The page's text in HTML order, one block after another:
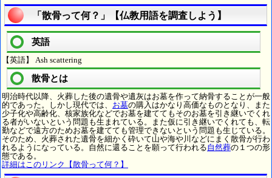
「散骨って何？」【仏教用語を調査しよう】
英語
【英語】 Ash scattering
散骨とは
明治時代以降、火葬した後の遺骨や遺灰はお墓を作って納骨することが一般
的であった。しかし現代では、 お墓の購入はかなり高価なものとなり、また
少子化や高齢化、核家族化などでお墓を建ててもそのお墓を引き継いでくれ
る者がいないという問題も生まれている。また仮に引き継いでくれても、転
勤などで遠方のためお墓を建てても管理できないという問題も生じている。
そのため、火葬された遺骨を細かく砕いて山や海や川などにまく散骨が行わ
れるようになっている。自然に還ることを願って行われる自然葬の１つの形
態である。
詳細はこのリンク【散骨って何？】